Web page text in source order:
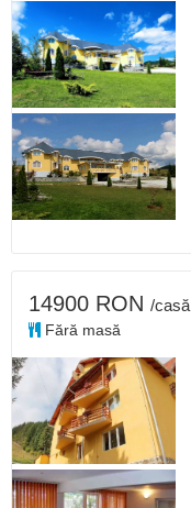
14900 RON /casă
Fără masă